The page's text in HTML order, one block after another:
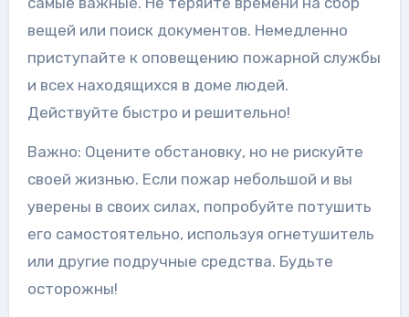
вещей или поиск документов. Немедленно
приступайте к оповещению пожарной службы
и всех находящихся в доме людей.
Действуйте быстро и решительно!
Важно: Оцените обстановку, но не рискуйте
своей жизнью. Если пожар небольшой и вы
уверены в своих силах, попробуйте потушить
его самостоятельно, используя огнетушитель
или другие подручные средства. Будьте
осторожны!